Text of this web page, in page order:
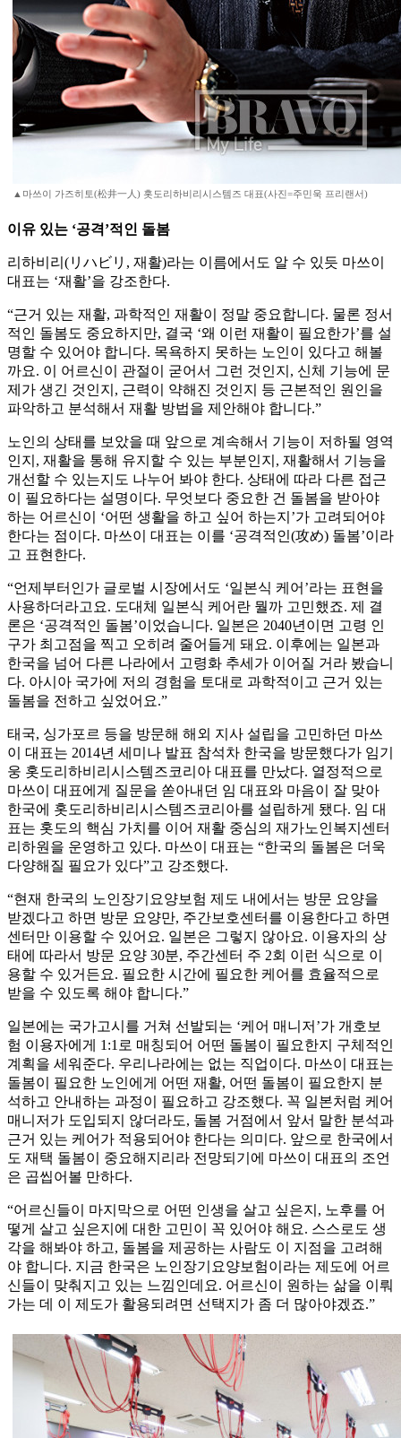
▲마쓰이 가즈히토(松井一人) 홋도리하비리시스템즈 대표(사진=주민욱 프리랜서)
이유 있는 ‘공격’적인 돌봄
리하비리(リハビリ, 재활)라는 이름에서도 알 수 있듯 마쓰이
대표는 ‘재활’을 강조한다.
“근거 있는 재활, 과학적인 재활이 정말 중요합니다. 물론 정서
적인 돌봄도 중요하지만, 결국 ‘왜 이런 재활이 필요한가’를 설
명할 수 있어야 합니다. 목욕하지 못하는 노인이 있다고 해볼
까요. 이 어르신이 관절이 굳어서 그런 것인지, 신체 기능에 문
제가 생긴 것인지, 근력이 약해진 것인지 등 근본적인 원인을
파악하고 분석해서 재활 방법을 제안해야 합니다.”
노인의 상태를 보았을 때 앞으로 계속해서 기능이 저하될 영역
인지, 재활을 통해 유지할 수 있는 부분인지, 재활해서 기능을
개선할 수 있는지도 나누어 봐야 한다. 상태에 따라 다른 접근
이 필요하다는 설명이다. 무엇보다 중요한 건 돌봄을 받아야
하는 어르신이 ‘어떤 생활을 하고 싶어 하는지’가 고려되어야
한다는 점이다. 마쓰이 대표는 이를 ‘공격적인(攻め) 돌봄’이라
고 표현한다.
“언제부터인가 글로벌 시장에서도 ‘일본식 케어’라는 표현을
사용하더라고요. 도대체 일본식 케어란 뭘까 고민했죠. 제 결
론은 ‘공격적인 돌봄’이었습니다. 일본은 2040년이면 고령 인
구가 최고점을 찍고 오히려 줄어들게 돼요. 이후에는 일본과
한국을 넘어 다른 나라에서 고령화 추세가 이어질 거라 봤습니
다. 아시아 국가에 저의 경험을 토대로 과학적이고 근거 있는
돌봄을 전하고 싶었어요.”
태국, 싱가포르 등을 방문해 해외 지사 설립을 고민하던 마쓰
이 대표는 2014년 세미나 발표 참석차 한국을 방문했다가 임기
웅 홋도리하비리시스템즈코리아 대표를 만났다. 열정적으로
마쓰이 대표에게 질문을 쏟아내던 임 대표와 마음이 잘 맞아
한국에 홋도리하비리시스템즈코리아를 설립하게 됐다. 임 대
표는 홋도의 핵심 가치를 이어 재활 중심의 재가노인복지센터
리하원을 운영하고 있다. 마쓰이 대표는 “한국의 돌봄은 더욱
다양해질 필요가 있다”고 강조했다.
“현재 한국의 노인장기요양보험 제도 내에서는 방문 요양을
받겠다고 하면 방문 요양만, 주간보호센터를 이용한다고 하면
센터만 이용할 수 있어요. 일본은 그렇지 않아요. 이용자의 상
태에 따라서 방문 요양 30분, 주간센터 주 2회 이런 식으로 이
용할 수 있거든요. 필요한 시간에 필요한 케어를 효율적으로
받을 수 있도록 해야 합니다.”
일본에는 국가고시를 거쳐 선발되는 ‘케어 매니저’가 개호보
험 이용자에게 1:1로 매칭되어 어떤 돌봄이 필요한지 구체적인
계획을 세워준다. 우리나라에는 없는 직업이다. 마쓰이 대표는
돌봄이 필요한 노인에게 어떤 재활, 어떤 돌봄이 필요한지 분
석하고 안내하는 과정이 필요하고 강조했다. 꼭 일본처럼 케어
매니저가 도입되지 않더라도, 돌봄 거점에서 앞서 말한 분석과
근거 있는 케어가 적용되어야 한다는 의미다. 앞으로 한국에서
도 재택 돌봄이 중요해지리라 전망되기에 마쓰이 대표의 조언
은 곱씹어볼 만하다.
“어르신들이 마지막으로 어떤 인생을 살고 싶은지, 노후를 어
떻게 살고 싶은지에 대한 고민이 꼭 있어야 해요. 스스로도 생
각을 해봐야 하고, 돌봄을 제공하는 사람도 이 지점을 고려해
야 합니다. 지금 한국은 노인장기요양보험이라는 제도에 어르
신들이 맞춰지고 있는 느낌인데요. 어르신이 원하는 삶을 이뤄
가는 데 이 제도가 활용되려면 선택지가 좀 더 많아야겠죠.”